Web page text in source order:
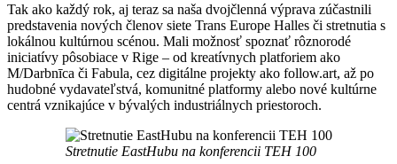
Tak ako každý rok, aj teraz sa naša dvojčlenná výprava zúčastnili
predstavenia nových členov siete Trans Europe Halles či stretnutia s
lokálnou kultúrnou scénou. Mali možnosť spoznať rôznorodé
iniciatívy pôsobiace v Rige – od kreatívnych platforiem ako
M/Darbnīca či Fabula, cez digitálne projekty ako follow.art, až po
hudobné vydavateľstvá, komunitné platformy alebo nové kultúrne
centrá vznikajúce v bývalých industriálnych priestoroch.
Stretnutie EastHubu na konferencii TEH 100